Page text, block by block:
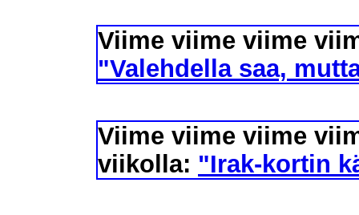
Viime viime viime
"Valehdella saa,
Viime viime viime
viikolla: "Irak-kortin